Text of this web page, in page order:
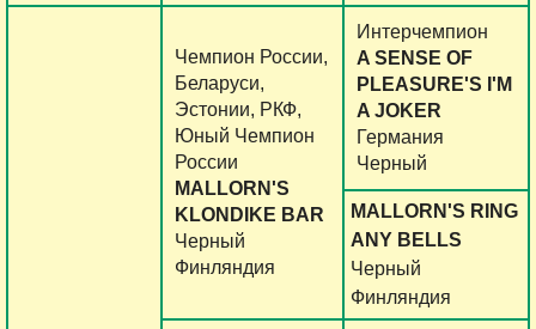
Чемпион России,
Беларуси,
Эстонии, РКФ,
Юный Чемпион
России
MALLORN'S
KLONDIKE BAR
Черный
Финляндия
Интерчемпион
A SENSE OF
PLEASURE'S I'M
A JOKER
Германия
Черный
MALLORN'S RING
ANY BELLS
Черный
Финляндия